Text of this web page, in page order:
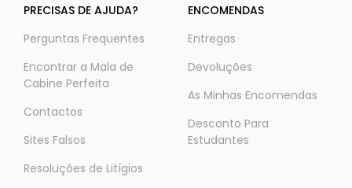
PRECISAS DE AJUDA?
Perguntas Frequentes
Encontrar a Mala de
Cabine Perfeita
Contactos
Sites Falsos
Resoluções de Litígios
ENCOMENDAS
Entregas
Devoluções
As Minhas Encomendas
Desconto Para
Estudantes